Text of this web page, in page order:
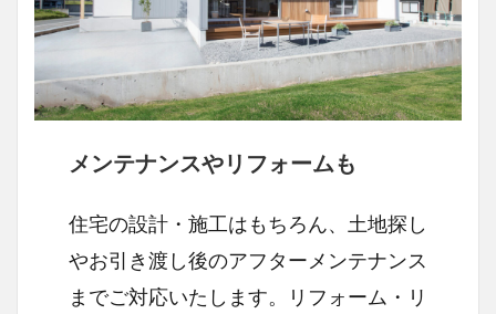
メンテナンスやリフォームも
住宅の設計・施工はもちろん、土地探し
やお引き渡し後のアフターメンテナンス
までご対応いたします。リフォーム・リ